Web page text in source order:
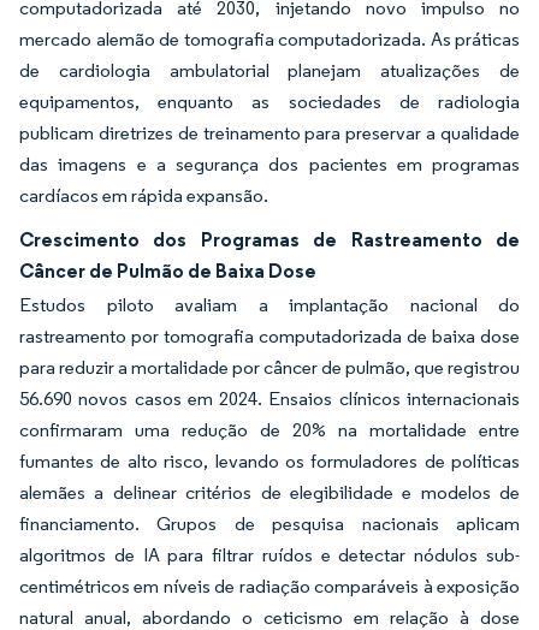
computadorizada até 2030, injetando novo impulso no
mercado alemão de tomografia computadorizada. As práticas
de cardiologia ambulatorial planejam atualizações de
equipamentos, enquanto as sociedades de radiologia
publicam diretrizes de treinamento para preservar a qualidade
das imagens e a segurança dos pacientes em programas
cardíacos em rápida expansão.
Crescimento dos Programas de Rastreamento de
Câncer de Pulmão de Baixa Dose
Estudos piloto avaliam a implantação nacional do
rastreamento por tomografia computadorizada de baixa dose
para reduzir a mortalidade por câncer de pulmão, que registrou
56.690 novos casos em 2024. Ensaios clínicos internacionais
confirmaram uma redução de 20% na mortalidade entre
fumantes de alto risco, levando os formuladores de políticas
alemães a delinear critérios de elegibilidade e modelos de
financiamento. Grupos de pesquisa nacionais aplicam
algoritmos de IA para filtrar ruídos e detectar nódulos sub-
centimétricos em níveis de radiação comparáveis à exposição
natural anual, abordando o ceticismo em relação à dose